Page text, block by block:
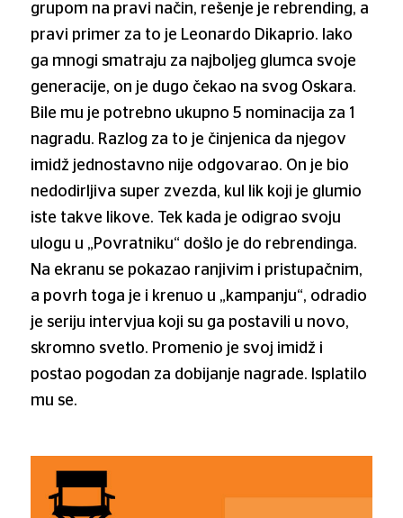
grupom na pravi način, rešenje je rebrending, a
pravi primer za to je Leonardo Dikaprio. Iako
ga mnogi smatraju za najboljeg glumca svoje
generacije, on je dugo čekao na svog Oskara.
Bile mu je potrebno ukupno 5 nominacija za 1
nagradu. Razlog za to je činjenica da njegov
imidž jednostavno nije odgovarao. On je bio
nedodirljiva super zvezda, kul lik koji je glumio
iste takve likove. Tek kada je odigrao svoju
ulogu u „Povratniku“ došlo je do rebrendinga.
Na ekranu se pokazao ranjivim i pristupačnim,
a povrh toga je i krenuo u „kampanju“, odradio
je seriju intervjua koji su ga postavili u novo,
skromno svetlo. Promenio je svoj imidž i
postao pogodan za dobijanje nagrade. Isplatilo
mu se.